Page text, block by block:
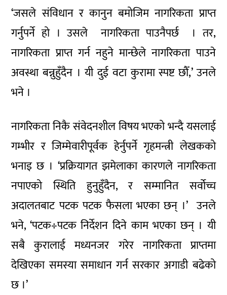
‘जसले संविधान र कानुन बमोजिम नागरिकता प्राप्त
गर्नुपर्ने हो । उसले नागरिकता पाउनैपर्छ । तर,
नागरिकता प्राप्त गर्न नहुने मान्छेले नागरिकता पाउने
अवस्था बन्नुहुँदैन । यी दुई वटा कुरामा स्पष्ट छौँ,’ उनले
भने ।
नागरिकता निकै संवेदनशील विषय भएको भन्दै यसलाई
गम्भीर र जिम्मेवारीपूर्वक हेर्नुपर्ने गृहमन्त्री लेखकको
भनाइ छ । ‘प्रक्रियागत झमेलाका कारणले नागरिकता
नपाएको स्थिति हुनुहुँदैन, र सम्मानित सर्वोच्च
अदालतबाट पटक पटक फैसला भएका छन् ।’ उनले
भने, ‘पटक÷पटक निर्देशन दिने काम भएका छन् । यी
सबै कुरालाई मध्यनजर गरेर नागरिकता प्राप्तमा
देखिएका समस्या समाधान गर्न सरकार अगाडी बढेको
छ ।’